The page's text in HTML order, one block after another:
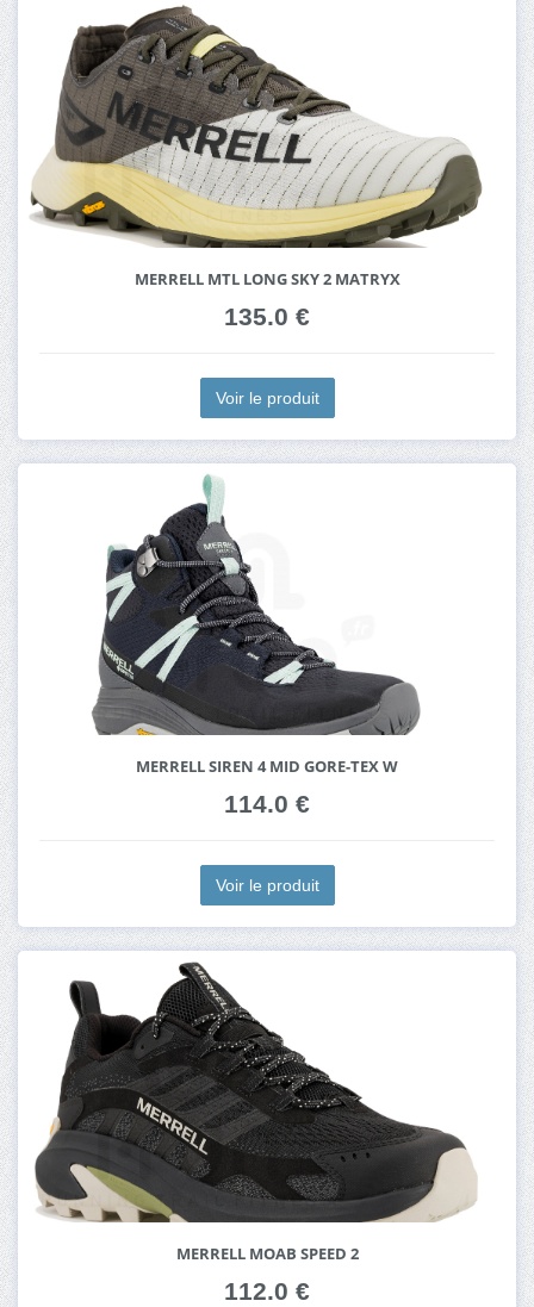
MERRELL MTL LONG SKY 2 MATRYX
135.0 €
Voir le produit
MERRELL SIREN 4 MID GORE-TEX W
114.0 €
Voir le produit
MERRELL MOAB SPEED 2
112.0 €